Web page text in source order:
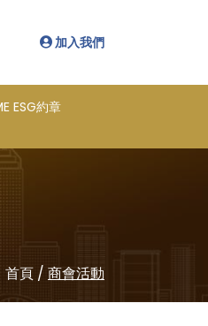
加入我們
ESG約章
首頁 / 商會活動